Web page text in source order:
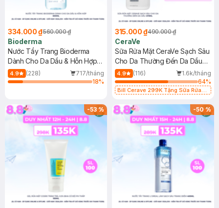
334.000 ₫560.000 ₫
Bioderma
Nước Tẩy Trang Bioderma
Dành Cho Da Dầu & Hỗn Hợp
500ml
4.9 (228)
717/tháng
18%
315.000 ₫490.000 ₫
CeraVe
Sữa Rửa Mặt CeraVe Sạch Sâu
Cho Da Thường Đến Da Dầu
473ml
4.9 (116)
1.6k/tháng
64%
Bill Cerave 299K Tặng Sữa Rửa
-53% -50%